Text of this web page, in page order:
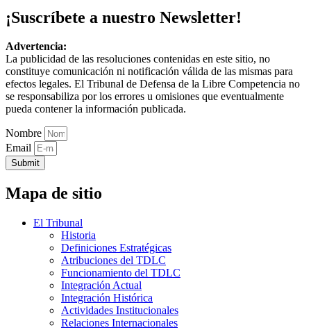
¡Suscríbete a nuestro Newsletter!
Advertencia:
La publicidad de las resoluciones contenidas en este sitio, no
constituye comunicación ni notificación válida de las mismas para
efectos legales. El Tribunal de Defensa de la Libre Competencia no
se responsabiliza por los errores u omisiones que eventualmente
pueda contener la información publicada.
Nombre
Email
Submit
Mapa de sitio
El Tribunal
Historia
Definiciones Estratégicas
Atribuciones del TDLC
Funcionamiento del TDLC
Integración Actual
Integración Histórica
Actividades Institucionales
Relaciones Internacionales